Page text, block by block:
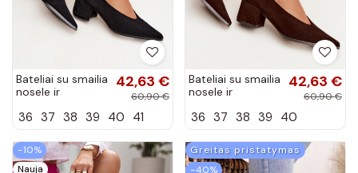
Bateliai su smailia
nosele ir
kulniukais juodos
42,63 €
60,90 €
36 37 38 39 40 41
Bateliai su smailia
nosele ir
kulniukais
spalvos Lavisa
42,63 €
60,90 €
36 37 38 39 40
−10%
Nauja
Greitas pristatymas
−40%